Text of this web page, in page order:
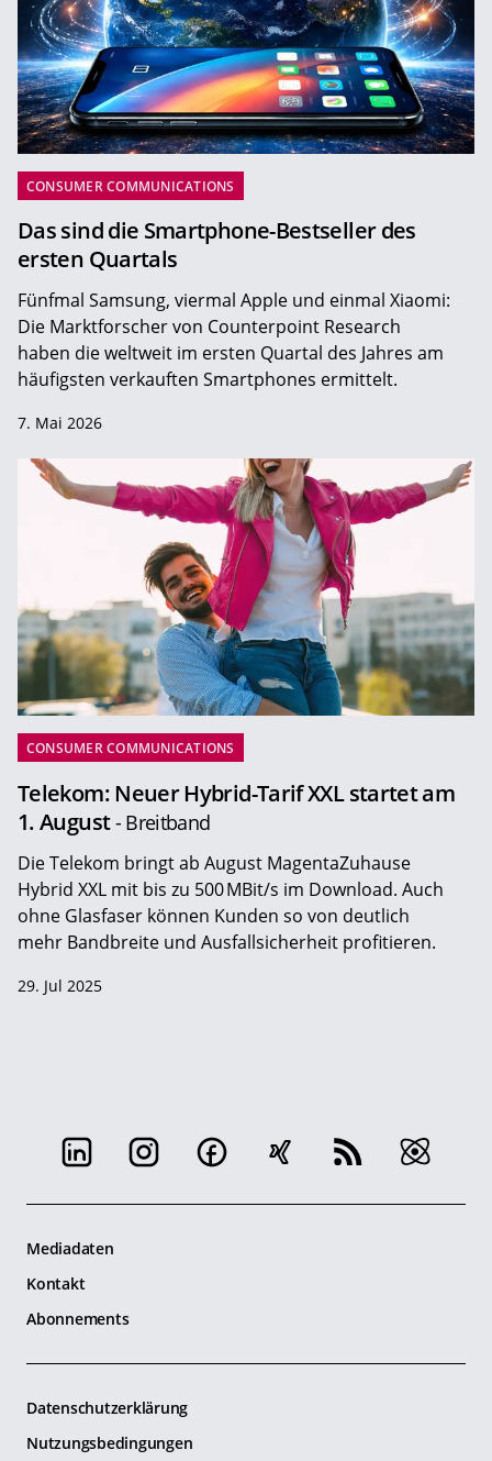
CONSUMER COMMUNICATIONS
Das sind die Smartphone-Bestseller des
ersten Quartals
Fünfmal Samsung, viermal Apple und einmal Xiaomi:
Die Marktforscher von Counterpoint Research
haben die weltweit im ersten Quartal des Jahres am
häufigsten verkauften Smartphones ermittelt.
7. Mai 2026
CONSUMER COMMUNICATIONS
Telekom: Neuer Hybrid-Tarif XXL startet am
1. August- Breitband
Die Telekom bringt ab August MagentaZuhause
Hybrid XXL mit bis zu 500 MBit/s im Download. Auch
ohne Glasfaser können Kunden so von deutlich
mehr Bandbreite und Ausfallsicherheit profitieren.
29. Jul 2025
Mediadaten
Kontakt
Abonnements
Datenschutzerklärung
Nutzungsbedingungen